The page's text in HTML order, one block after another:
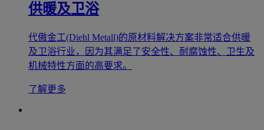
供暖及卫浴
代傲金工(Diehl Metall)的原材料解决方案非常适合供暖
及卫浴行业，因为其满足了安全性、耐腐蚀性、卫生及
机械特性方面的高要求。
了解更多